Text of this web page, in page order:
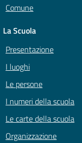
Comune
La Scuola
Presentazione
I luoghi
Le persone
I numeri della scuola
Le carte della scuola
Organizzazione